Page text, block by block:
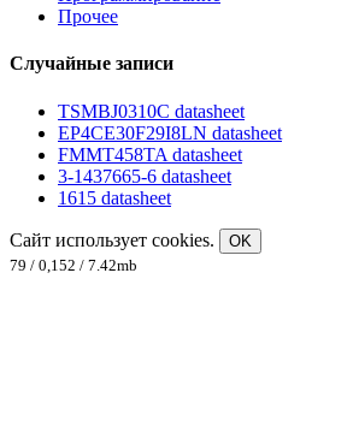
Прочее
Случайные записи
TSMBJ0310C datasheet
EP4CE30F29I8LN datasheet
FMMT458TA datasheet
3-1437665-6 datasheet
1615 datasheet
Сайт использует cookies.
OK
79 / 0,152 / 7.42mb